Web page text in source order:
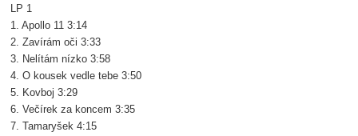
LP 1
1. Apollo 11 3:14
2. Zavírám oči 3:33
3. Nelítám nízko 3:58
4. O kousek vedle tebe 3:50
5. Kovboj 3:29
6. Večírek za koncem 3:35
7. Tamaryšek 4:15